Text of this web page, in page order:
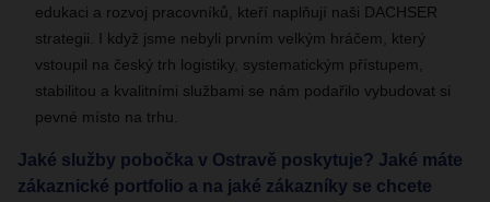
edukaci a rozvoj pracovníků, kteří naplňují naši DACHSER
strategii. I když jsme nebyli prvním velkým hráčem, který
vstoupil na český trh logistiky, systematickým přístupem,
stabilitou a kvalitními službami se nám podařilo vybudovat si
pevné místo na trhu.
Jaké služby pobočka v Ostravě poskytuje? Jaké máte
zákaznické portfolio a na jaké zákazníky se chcete